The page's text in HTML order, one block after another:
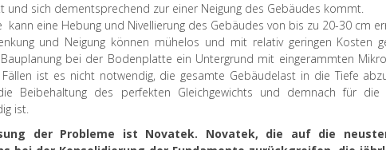
und sich dementsprechend zur einer Neigung des Gebäudes kommt.
kann eine Hebung und Nivellierung des Gebäudes von bis zu 20-30 cm
und Neigung können mühelos und mit relativ geringen Kosten
bei der Bodenplatte ein Untergrund mit eingerammten
ist es nicht notwendig, die gesamte Gebäudelast in die Tiefe
Beibehaltung des perfekten Gleichgewichts und demnach für die
ist.
der Probleme ist Novatek. Novatek, die auf die